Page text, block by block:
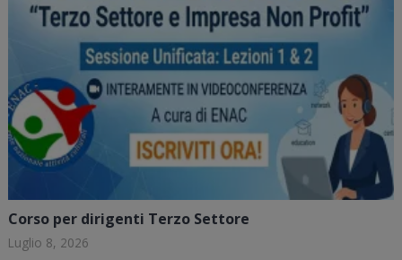
Corso per dirigenti Terzo Settore
Luglio 8, 2026